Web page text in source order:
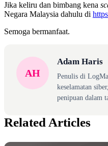
Jika keliru dan bimbang kena
Negara Malaysia dahulu di
Semoga bermanfaat.
AH
Adam Haris
Penulis di
keselamatan
penipuan dalam
Related Articles